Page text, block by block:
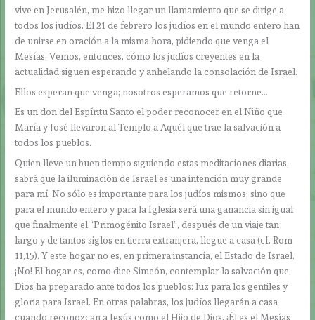
vive en Jerusalén, me hizo llegar un llamamiento que se dirige a
todos los judíos. El 21 de febrero los judíos en el mundo entero han
de unirse en oración a la misma hora, pidiendo que venga el
Mesías. Vemos, entonces, cómo los judíos creyentes en la
actualidad siguen esperando y anhelando la consolación de Israel.
Ellos esperan que venga; nosotros esperamos que retorne…
Es un don del Espíritu Santo el poder reconocer en el Niño que
María y José llevaron al Templo a Aquél que trae la salvación a
todos los pueblos.
Quien lleve un buen tiempo siguiendo estas meditaciones diarias,
sabrá que la iluminación de Israel es una intención muy grande
para mí. No sólo es importante para los judíos mismos; sino que
para el mundo entero y para la Iglesia será una ganancia sin igual
que finalmente el “Primogénito Israel”, después de un viaje tan
largo y de tantos siglos en tierra extranjera, llegue a casa (cf. Rom
11,15). Y este hogar no es, en primera instancia, el Estado de Israel.
¡No! El hogar es, como dice Simeón, contemplar la salvación que
Dios ha preparado ante todos los pueblos: luz para los gentiles y
gloria para Israel. En otras palabras, los judíos llegarán a casa
cuando reconozcan a Jesús como el Hijo de Dios. ¡Él es el Mesías